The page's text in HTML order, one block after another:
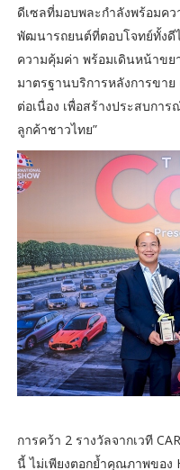
ดีเซลที่มอบพละกำลังพร้อมคว
พัฒนารถยนต์ที่ตอบโจทย์ทั้งดี
ความคุ้มค่า พร้อมเดินหน้าขย
มาตรฐานบริการหลังการขา
ต่อเนื่อง เพื่อสร้างประสบกา
ลูกค้าชาวไทย”
การคว้า 2 รางวัลจากเวที
นี้ ไม่เพียงตอกย้ำคุณภาพของ